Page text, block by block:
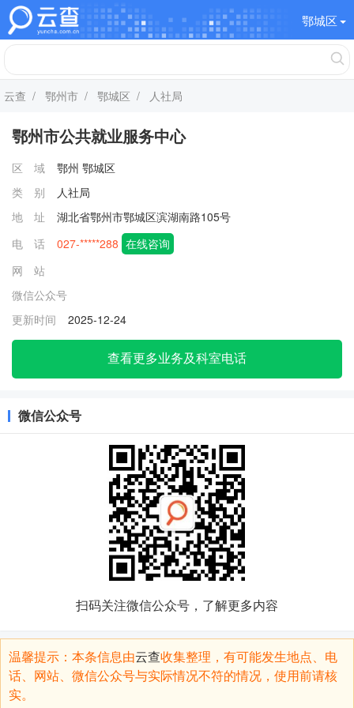
鄂城区
云查 / 鄂州市 / 鄂城区 / 人社局
鄂州市公共就业服务中心
区 域 鄂州 鄂城区
类 别
人社局
地 址
湖北省鄂州市鄂城区滨湖南路105号
电 话
027-*****288 在线咨询
网 站
微信公众号
更新时间
2025-12-24
查看更多业务及科室电话
微信公众号
扫码关注微信公众号，了解更多内容
温馨提示：本条信息由云查收集整理，有可能发生地点、电
话、网站、微信公众号与实际情况不符的情况，使用前请核
实。